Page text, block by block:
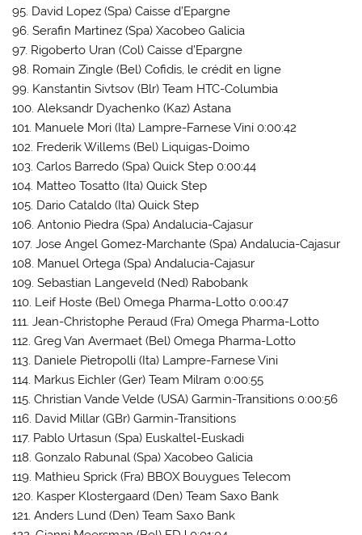
95. David Lopez (Spa) Caisse d’Epargne
96. Serafin Martinez (Spa) Xacobeo Galicia
97. Rigoberto Uran (Col) Caisse d’Epargne
98. Romain Zingle (Bel) Cofidis, le crédit en ligne
99. Kanstantin Sivtsov (Blr) Team HTC-Columbia
100. Aleksandr Dyachenko (Kaz) Astana
101. Manuele Mori (Ita) Lampre-Farnese Vini 0:00:42
102. Frederik Willems (Bel) Liquigas-Doimo
103. Carlos Barredo (Spa) Quick Step 0:00:44
104. Matteo Tosatto (Ita) Quick Step
105. Dario Cataldo (Ita) Quick Step
106. Antonio Piedra (Spa) Andalucia-Cajasur
107. Jose Angel Gomez-Marchante (Spa) Andalucia-Cajasur
108. Manuel Ortega (Spa) Andalucia-Cajasur
109. Sebastian Langeveld (Ned) Rabobank
110. Leif Hoste (Bel) Omega Pharma-Lotto 0:00:47
111. Jean-Christophe Peraud (Fra) Omega Pharma-Lotto
112. Greg Van Avermaet (Bel) Omega Pharma-Lotto
113. Daniele Pietropolli (Ita) Lampre-Farnese Vini
114. Markus Eichler (Ger) Team Milram 0:00:55
115. Christian Vande Velde (USA) Garmin-Transitions 0:00:56
116. David Millar (GBr) Garmin-Transitions
117. Pablo Urtasun (Spa) Euskaltel-Euskadi
118. Gonzalo Rabunal (Spa) Xacobeo Galicia
119. Mathieu Sprick (Fra) BBOX Bouygues Telecom
120. Kasper Klostergaard (Den) Team Saxo Bank
121. Anders Lund (Den) Team Saxo Bank